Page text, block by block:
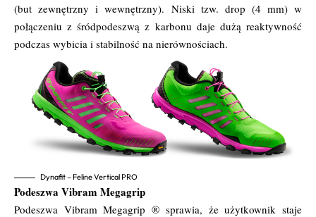
(but zewnętrzny i wewnętrzny). Niski tzw. drop (4 mm) w
połączeniu z śródpodeszwą z karbonu daje dużą reaktywność
podczas wybicia i stabilność na nierównościach.
Dynafit – Feline Vertical PRO
Podeszwa Vibram Megagrip
Podeszwa Vibram Megagrip ® sprawia, że użytkownik staje